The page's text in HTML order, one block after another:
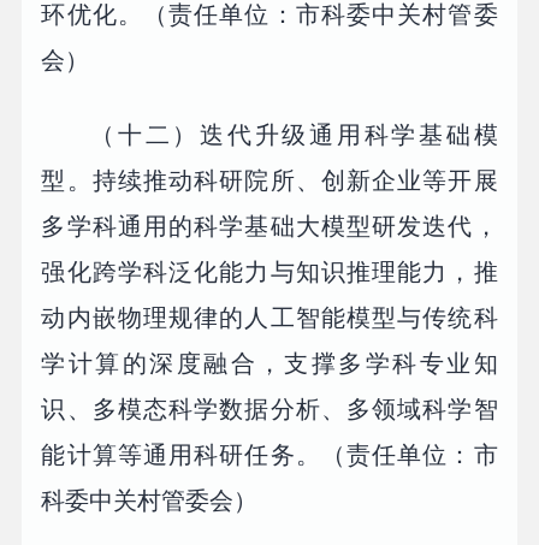
环优化。（责任单位：市科委中关村管委
会）
（十二）迭代升级通用科学基础模
型。持续推动科研院所、创新企业等开展
多学科通用的科学基础大模型研发迭代，
强化跨学科泛化能力与知识推理能力，推
动内嵌物理规律的人工智能模型与传统科
学计算的深度融合，支撑多学科专业知
识、多模态科学数据分析、多领域科学智
能计算等通用科研任务。（责任单位：市
科委中关村管委会）